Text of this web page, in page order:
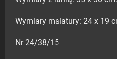
Wymiary malatury: 24 x 19
Nr 24/38/15